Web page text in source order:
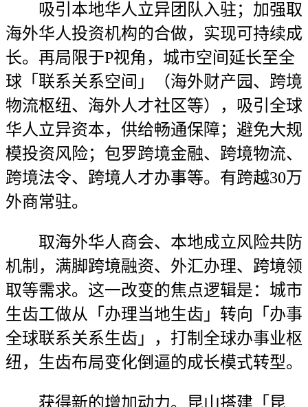
吸引本地华人立异团队入驻；加强取
海外华人投资机构的合做，实现可持续成
长。再局限于P视角，城市空间延长至全
球「联系关系空间」（海外财产园、跨境
物流枢纽、海外人才社区等），吸引全球
华人立异资本，供给畅通保障；避免大规
模投资风险；包罗跨境金融、跨境物流、
跨境法令、跨境人才办事等。有跨越30万
外商常驻。
取海外华人商会、本地成立风险共防
机制，满脚跨境融资、外汇办理、跨境领
取等需求。这一改变的焦点逻辑是：城市
生齿工做从「办理当地生齿」转向「办事
全球联系关系生齿」，打制全球办事业枢
纽，生齿布局变化倒逼的成长模式转型。
获得新的增加动力。昆山搭建「昆